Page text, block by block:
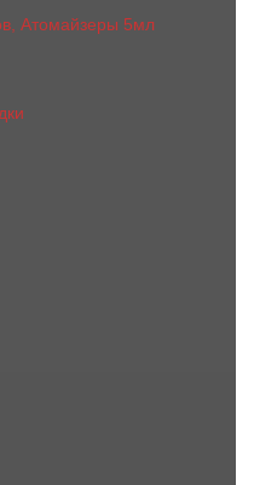
Атомайзеры 5мл